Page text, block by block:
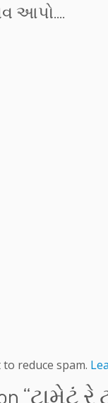
આપો....
reduce spam.
“ટામેટું રે